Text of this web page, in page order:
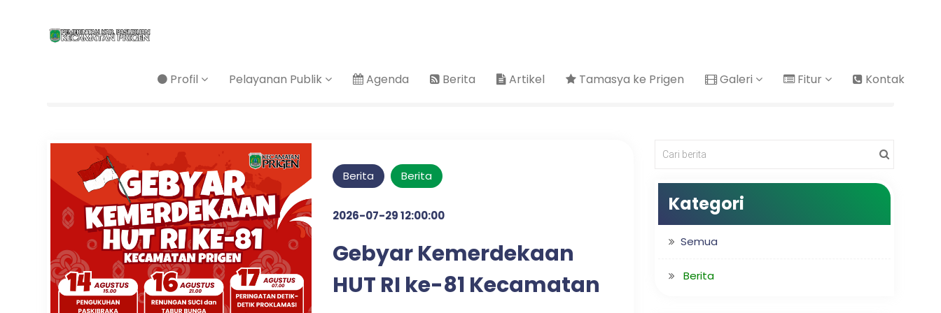
Profil Pelayanan Publik Agenda Berita Artikel Tamasya ke Prigen Galeri Fitur Kontak
Berita Berita
2026-07-29 12:00:00
Gebyar Kemerdekaan
HUT RI ke-81 Kecamatan
Kategori
Semua
Berita